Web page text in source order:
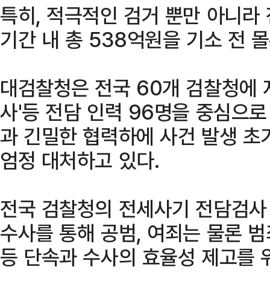
특히, 적극적인 검거 뿐만 아니
기간 내 총 538억원을 기소 전
대검찰청은 전국 60개 검찰청에
사'등 전담 인력 96명을 중심으
과 긴밀한 협력하에 사건 발생
엄정 대처하고 있다.
전국 검찰청의 전세사기 전담검
수사를 통해 공범, 여죄는 물론
등 단속과 수사의 효율성 제고를